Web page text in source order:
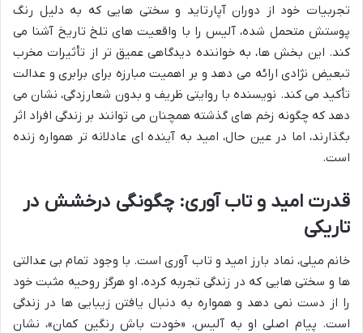
تجربیات خود از دوران آپارتاید و سختی هایی که به دلیل رنگ
پوستش متحمل شده، آلیس را با واقعیت های تلخ تاریخ آشنا می
کند. این بخش ها، به خواننده دیدگاهی عمیق تر از تأثیرات مخرب
تبعیض نژادی ارائه می دهد و بر اهمیت مبارزه برای برابری و عدالت
تأکید می کند. نویسنده با روایتی ظریف و بدون شعارزدگی، نشان می
دهد که چگونه زخم های گذشته همچنان می توانند بر زندگی افراد اثر
بگذارند، اما در عین حال، امید به آینده ای عادلانه تر همواره زنده
است.
قدرت امید و تاب آوری: چگونگی درخشش در
تاریکی
خانم میلی، نماد بارز امید و تاب آوری است. با وجود تمام بی عدالتی
ها و سختی هایی که در زندگی تجربه کرده، او هرگز روحیه مثبت خود
را از دست نمی دهد و همواره به دنبال یافتن زیبایی ها در زندگی
است. پیام اصلی او به آلیس، «خودت باش رنگین کمان»، نشان